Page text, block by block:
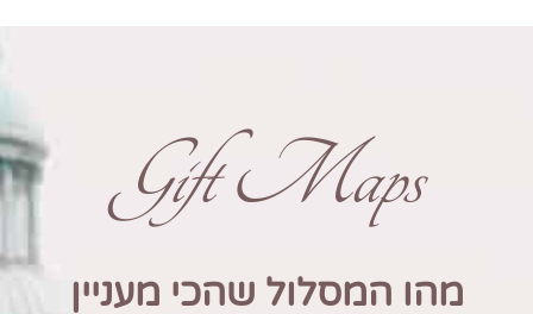
Gift Maps
מהו המסלול שהכי מעניין